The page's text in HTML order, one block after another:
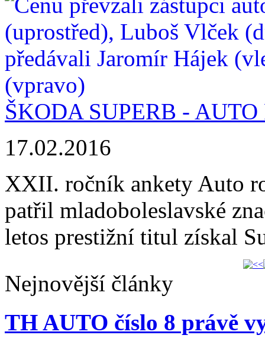
ŠKODA SUPERB -
17.02.2016
XXII. ročník ankety Auto
patřil mladoboleslavské
letos prestižní titul získal
Nejnovější články
TH AUTO číslo 8 právě